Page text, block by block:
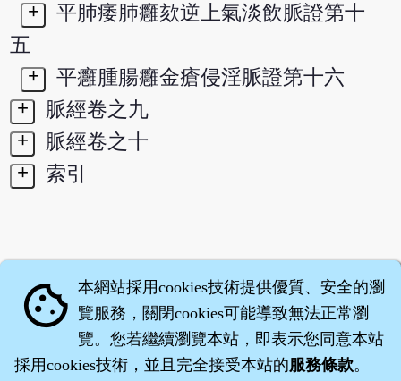
+
平肺痿肺癰欬逆上氣淡飲脈證第十
五
+
平癰腫腸癰金瘡侵淫脈證第十六
+
脈經卷之九
+
脈經卷之十
+
索引
cookie 本網站採用cookies技術提供優質、安全的瀏
覽服務，關閉cookies可能導致無法正常瀏
覽。您若繼續瀏覽本站，即表示您同意本站
採用cookies技術，並且完全接受本站的服務條款。